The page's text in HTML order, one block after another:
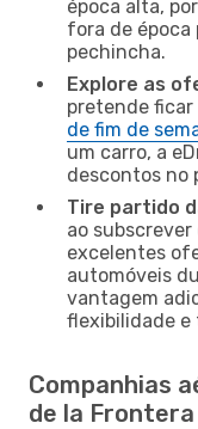
época alta,
fora de época
pechincha.
Explore as
pretende ficar
de fim de
um carro, a
descontos no
Tire partido
ao subscrever
excelentes
automóveis
vantagem
flexibilidade e
Companhias
de la